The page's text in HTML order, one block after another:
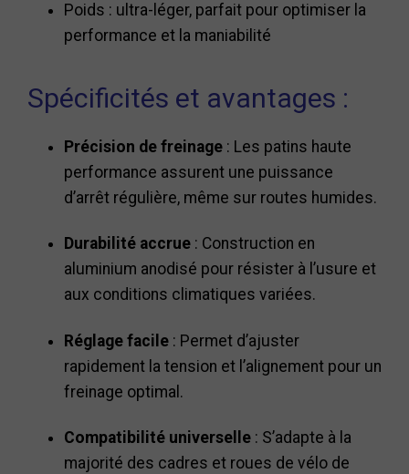
Poids : ultra-léger, parfait pour optimiser la
performance et la maniabilité
Spécificités et avantages :
Précision de freinage : Les patins haute
performance assurent une puissance
d’arrêt régulière, même sur routes humides.
Durabilité accrue : Construction en
aluminium anodisé pour résister à l’usure et
aux conditions climatiques variées.
Réglage facile : Permet d’ajuster
rapidement la tension et l’alignement pour un
freinage optimal.
Compatibilité universelle : S’adapte à la
majorité des cadres et roues de vélo de